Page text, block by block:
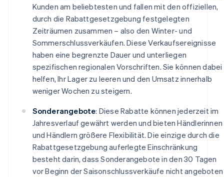
Kunden am beliebtesten und fallen mit den offiziellen,
durch die Rabattgesetzgebung festgelegten
Zeiträumen zusammen – also den Winter- und
Sommerschlussverkäufen. Diese Verkaufsereignisse
haben eine begrenzte Dauer und unterliegen
spezifischen regionalen Vorschriften. Sie können dabei
helfen, Ihr Lager zu leeren und den Umsatz innerhalb
weniger Wochen zu steigern.
Sonderangebote: Diese Rabatte können jederzeit im
Jahresverlauf gewährt werden und bieten Händlerinnen
und Händlern größere Flexibilität. Die einzige durch die
Rabattgesetzgebung auferlegte Einschränkung
besteht darin, dass Sonderangebote in den 30 Tagen
vor Beginn der Saisonschlussverkäufe nicht angeboten